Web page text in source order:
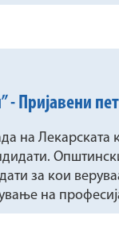
- Пријавени
на
за кои
на